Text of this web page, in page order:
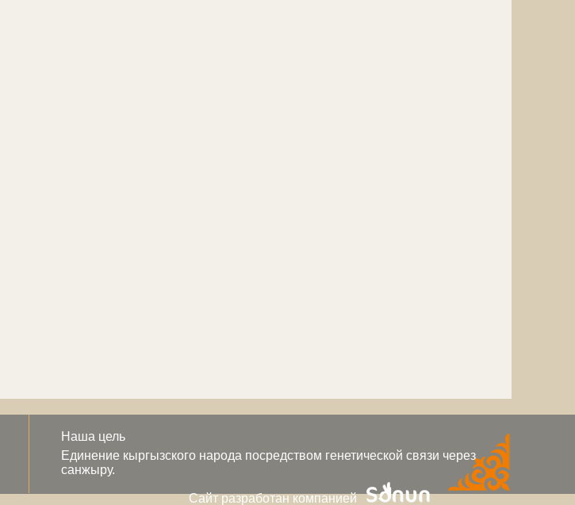
Наша цель
Единение кыргызского народа посредством генетической связи через
санжыру.
Сайт разработан компанией